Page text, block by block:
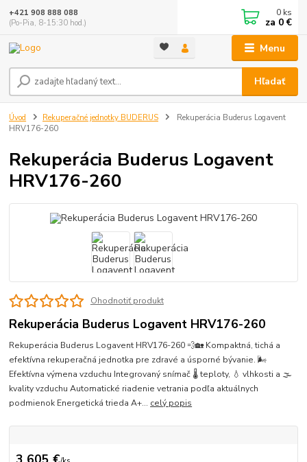
Menu
Hľadať
+421 908 888 088
(Po-Pia, 8-15:30 hod.)
0 ks
za 0 €
Úvod Rekuperačné jednotky BUDERUS
Rekuperácia Buderus Logavent
HRV176-260
Rekuperácia Buderus Logavent
HRV176-260
Ohodnotiť produkt
Rekuperácia Buderus Logavent HRV176-260
Rekuperácia Buderus Logavent HRV176-260 💨🏡 Kompaktná, tichá a
efektívna rekuperačná jednotka pre zdravé a úsporné bývanie. 🌬️
Efektívna výmena vzduchu Integrovaný snímač 🌡️ teploty, 💧 vlhkosti a 🌫️
kvality vzduchu Automatické riadenie vetrania podľa aktuálnych
podmienok Energetická trieda A+... celý popis